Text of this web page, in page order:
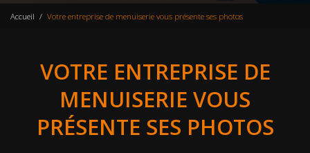
Accueil Votre entreprise de menuiserie vous présente ses photos
VOTRE ENTREPRISE DE
MENUISERIE VOUS
PRÉSENTE SES PHOTOS